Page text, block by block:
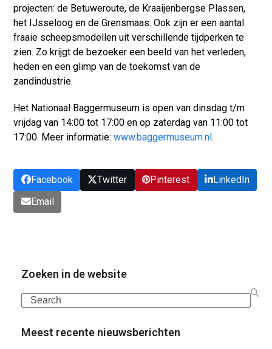
projecten: de Betuweroute, de Kraaijenbergse Plassen,
het IJsseloog en de Grensmaas. Ook zijn er een aantal
fraaie scheepsmodellen uit verschillende tijdperken te
zien. Zo krijgt de bezoeker een beeld van het verleden,
heden en een glimp van de toekomst van de
zandindustrie.
Het Nationaal Baggermuseum is open van dinsdag t/m
vrijdag van 14:00 tot 17:00 en op zaterdag van 11:00 tot
17:00. Meer informatie:www.baggermuseum.nl.
Facebook Twitter Pinterest
LinkedIn
Email
Zoeken in de website
Search
Meest recente nieuwsberichten